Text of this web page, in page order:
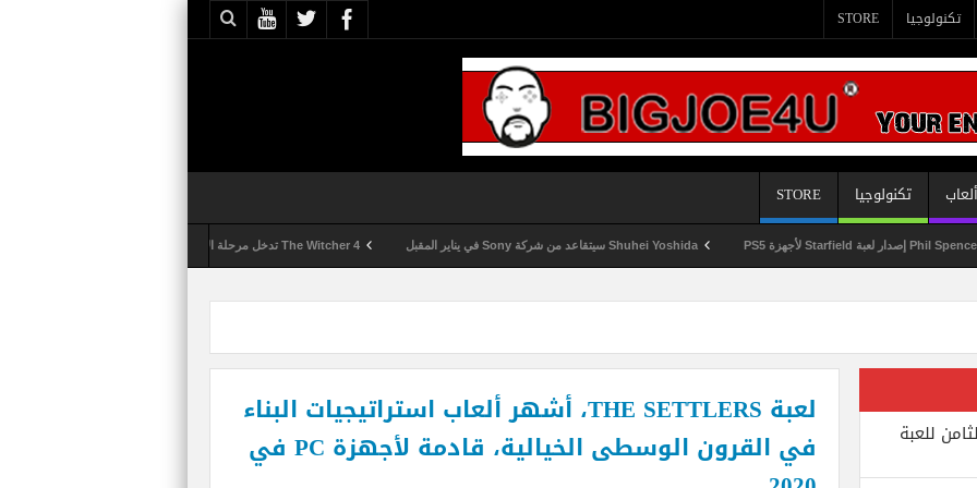
تكنولوجيا STORE
ألعاب تكنولوجيا
STORE
Shuhei Yoshida سيتقاعد من شركة Sony في يناير المقبل The Witcher 4 تدخل مرحلة الإنتاج الكامل
لعبة THE SETTLERS، أشهر ألعاب استراتيجيات البناء
في القرون الوسطى الخيالية، قادمة لأجهزة PC في
للعبة